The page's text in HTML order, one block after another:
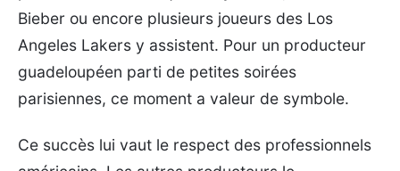
Bieber ou encore plusieurs joueurs des Los
Angeles Lakers y assistent. Pour un producteur
guadeloupéen parti de petites soirées
parisiennes, ce moment a valeur de symbole.
Ce succès lui vaut le respect des professionnels